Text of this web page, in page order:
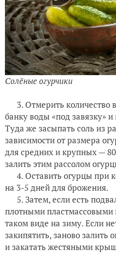
Солёные огурчики
3. Отмерить количество
банку воды «под завязку»
Туда же засыпать соль из
зависимости от размера
для средних и крупных —
залить этим рассолом
4. Оставить огурцы при
на 3-5 дней для брожения.
5. Затем, если есть
плотными
таком виде на зиму. Если
закипятить, заново
и закатать жестяными